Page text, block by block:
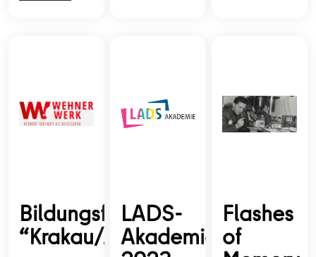
Bildungsfahrt:
“Krakau/Auschwitz
LADS-
Akademie
Flashes
of